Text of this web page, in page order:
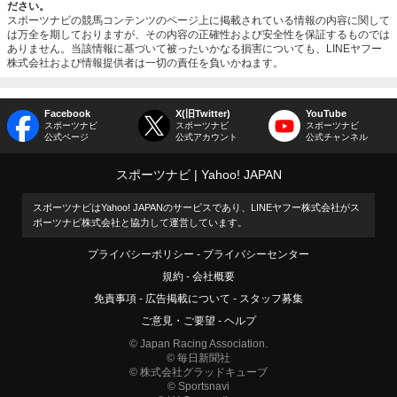
ださい。
スポーツナビの競馬コンテンツのページ上に掲載されている情報の内容に関して
は万全を期しておりますが、その内容の正確性および安全性を保証するものでは
ありません。当該情報に基づいて被ったいかなる損害についても、LINEヤフー
株式会社および情報提供者は一切の責任を負いかねます。
Facebook
スポーツナビ
公式ページ
X(旧Twitter)
スポーツナビ
公式アカウント
YouTube
スポーツナビ
公式チャンネル
スポーツナビ Yahoo! JAPAN
スポーツナビはYahoo! JAPANのサービスであり、LINEヤフー株式会社がス
ポーツナビ株式会社と協力して運営しています。
プライバシーポリシー
プライバシーセンター
規約
会社概要
免責事項
広告掲載について
スタッフ募集
ご意見・ご要望
ヘルプ
© Japan Racing Association.
© 毎日新聞社
© 株式会社グラッドキューブ
© Sportsnavi